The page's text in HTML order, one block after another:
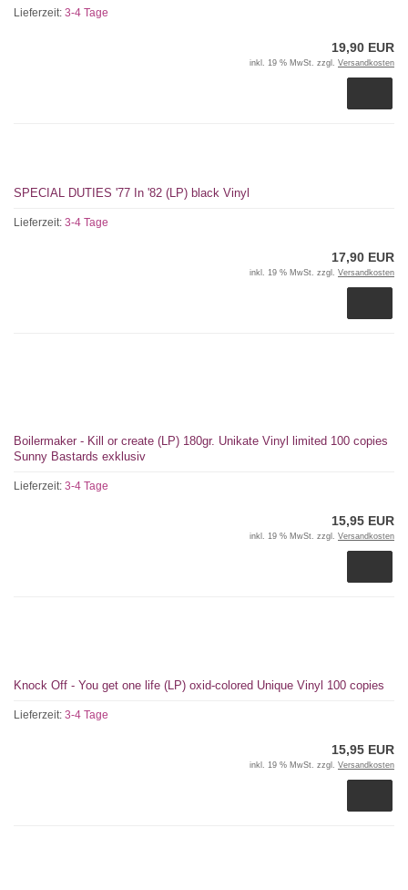
Lieferzeit: 3-4 Tage
19,90 EUR
inkl. 19 % MwSt. zzgl. Versandkosten
SPECIAL DUTIES '77 In '82 (LP) black Vinyl
Lieferzeit: 3-4 Tage
17,90 EUR
inkl. 19 % MwSt. zzgl. Versandkosten
Boilermaker - Kill or create (LP) 180gr. Unikate Vinyl limited 100 copies
Sunny Bastards exklusiv
Lieferzeit: 3-4 Tage
15,95 EUR
inkl. 19 % MwSt. zzgl. Versandkosten
Knock Off - You get one life (LP) oxid-colored Unique Vinyl 100 copies
Lieferzeit: 3-4 Tage
15,95 EUR
inkl. 19 % MwSt. zzgl. Versandkosten